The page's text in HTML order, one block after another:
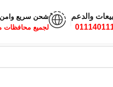
والدعم
شحن سريع وامن
لجميع